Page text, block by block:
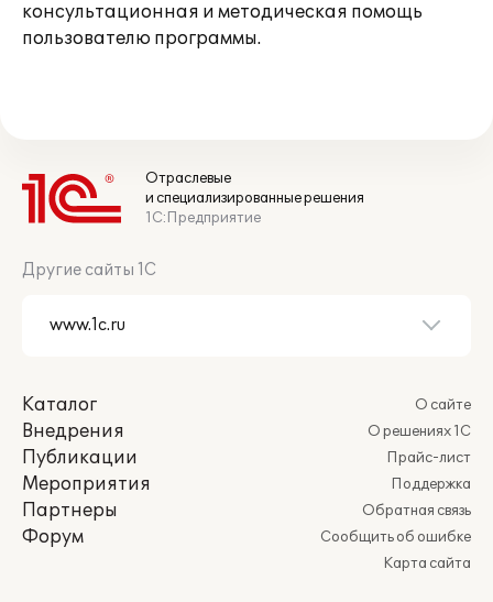
консультационная и методическая помощь
пользователю программы.
Отраслевые
и специализированные решения
1С:Предприятие
Другие сайты 1С
Каталог
Внедрения
Публикации
Мероприятия
Партнеры
Форум
О сайте
О решениях 1С
Прайс-лист
Поддержка
Обратная связь
Сообщить об ошибке
Карта сайта